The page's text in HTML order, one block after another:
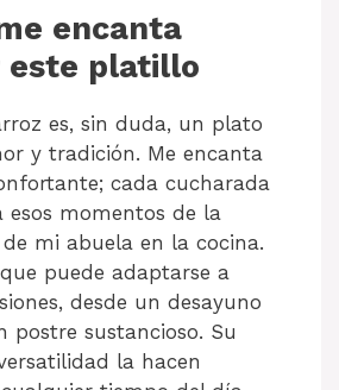
encanta
este platillo
es, sin duda, un plato
y tradición. Me encanta
cada cucharada
esos momentos de la
mi abuela en la cocina.
puede adaptarse a
desde un desayuno
postre sustancioso. Su
la hacen